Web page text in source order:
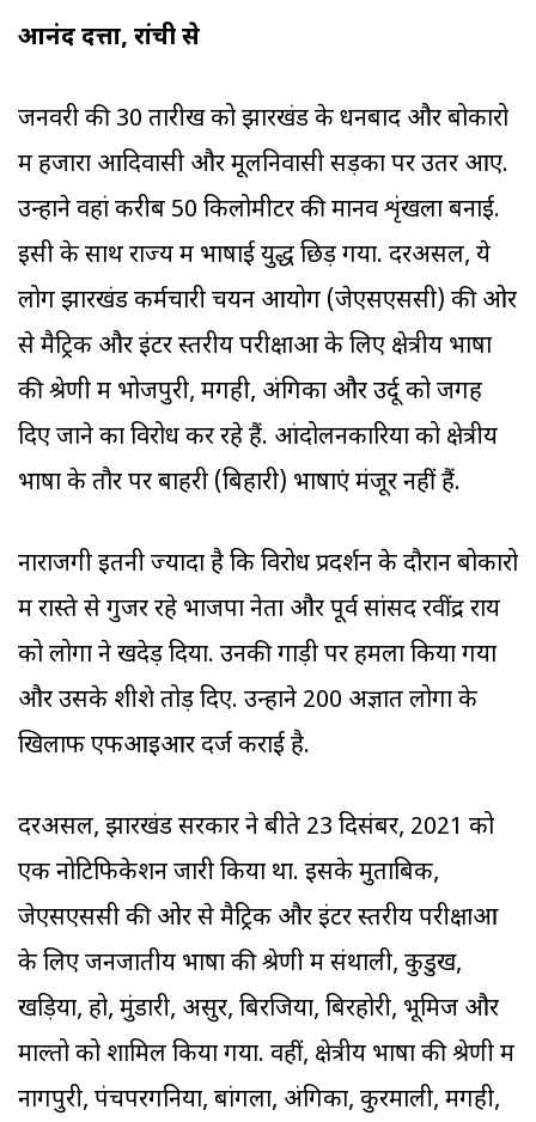
आनंद दत्ता, रांची से
जनवरी की 30 तारीख को झारखंड के धनबाद और बोकारो
में हजारों आदिवासी और मूलनिवासी सड़कों पर उतर आए.
उन्होंने वहां करीब 50 किलोमीटर की मानव शृंखला बनाई.
इसी के साथ राज्य में भाषाई युद्ध छिड़ गया. दरअसल, ये
लोग झारखंड कर्मचारी चयन आयोग (जेएसएससी) की ओर
से मैट्रिक और इंटर स्तरीय परीक्षाओं के लिए क्षेत्रीय भाषा
की श्रेणी में भोजपुरी, मगही, अंगिका और उर्दू को जगह
दिए जाने का विरोध कर रहे हैं. आंदोलनकारियों को क्षेत्रीय
भाषा के तौर पर बाहरी (बिहारी) भाषाएं मंजूर नहीं हैं.
नाराजगी इतनी ज्यादा है कि विरोध प्रदर्शन के दौरान बोकारो
में रास्ते से गुजर रहे भाजपा नेता और पूर्व सांसद रवींद्र राय
को लोगों ने खदेड़ दिया. उनकी गाड़ी पर हमला किया गया
और उसके शीशे तोड़ दिए. उन्होंने 200 अज्ञात लोगों के
खिलाफ एफआइआर दर्ज कराई है.
दरअसल, झारखंड सरकार ने बीते 23 दिसंबर, 2021 को
एक नोटिफिकेशन जारी किया था. इसके मुताबिक,
जेएसएससी की ओर से मैट्रिक और इंटर स्तरीय परीक्षाओं
के लिए जनजातीय भाषा की श्रेणी में संथाली, कुडुख,
खड़िया, हो, मुंडारी, असुर, बिरजिया, बिरहोरी, भूमिज और
माल्तो को शामिल किया गया. वहीं, क्षेत्रीय भाषा की श्रेणी में
नागपुरी, पंचपरगनिया, बांगला, अंगिका, कुरमाली, मगही,